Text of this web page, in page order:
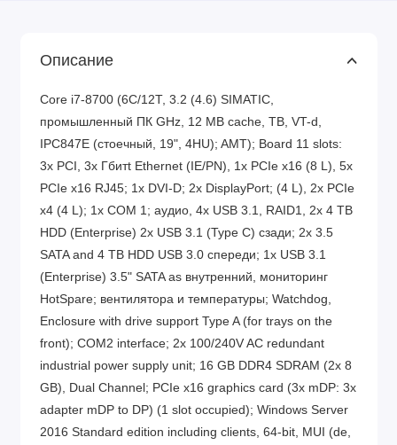
Описание
Core i7-8700 (6C/12T, 3.2 (4.6) SIMATIC,
промышленный ПК GHz, 12 MB cache, TB, VT-d,
IPC847E (стоечный, 19", 4HU); AMT); Board 11 slots:
3x PCI, 3x Гбитt Ethernet (IE/PN), 1x PCIe x16 (8 L), 5x
PCIe x16 RJ45; 1x DVI-D; 2x DisplayPort; (4 L), 2x PCIe
x4 (4 L); 1x COM 1; аудио, 4x USB 3.1, RAID1, 2x 4 TB
HDD (Enterprise) 2x USB 3.1 (Type C) сзади; 2x 3.5
SATA and 4 TB HDD USB 3.0 спереди; 1x USB 3.1
(Enterprise) 3.5" SATA as внутренний, мониторинг
HotSpare; вентилятора и температуры; Watchdog,
Enclosure with drive support Type A (for trays on the
front); COM2 interface; 2x 100/240V AC redundant
industrial power supply unit; 16 GB DDR4 SDRAM (2x 8
GB), Dual Channel; PCIe x16 graphics card (3x mDP: 3x
adapter mDP to DP) (1 slot occupied); Windows Server
2016 Standard edition including clients, 64-bit, MUI (de,